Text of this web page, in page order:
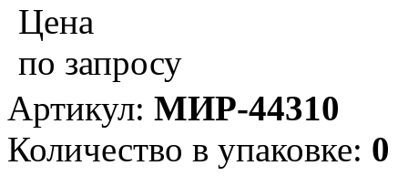
Цена
по запросу
Артикул: МИР-44310
Количество в упаковке: 0